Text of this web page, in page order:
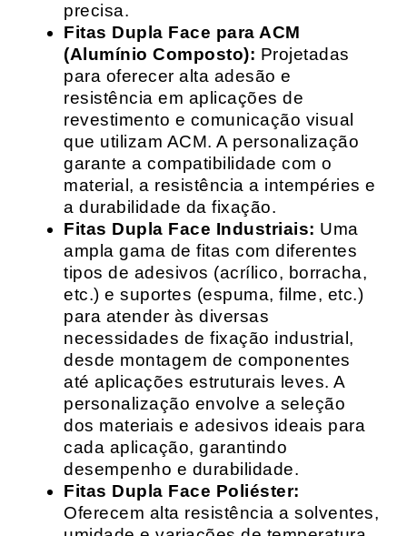
precisa.
Fitas Dupla Face para ACM
(Alumínio Composto): Projetadas
para oferecer alta adesão e
resistência em aplicações de
revestimento e comunicação visual
que utilizam ACM. A personalização
garante a compatibilidade com o
material, a resistência a intempéries e
a durabilidade da fixação.
Fitas Dupla Face Industriais: Uma
ampla gama de fitas com diferentes
tipos de adesivos (acrílico, borracha,
etc.) e suportes (espuma, filme, etc.)
para atender às diversas
necessidades de fixação industrial,
desde montagem de componentes
até aplicações estruturais leves. A
personalização envolve a seleção
dos materiais e adesivos ideais para
cada aplicação, garantindo
desempenho e durabilidade.
Fitas Dupla Face Poliéster:
Oferecem alta resistência a solventes,